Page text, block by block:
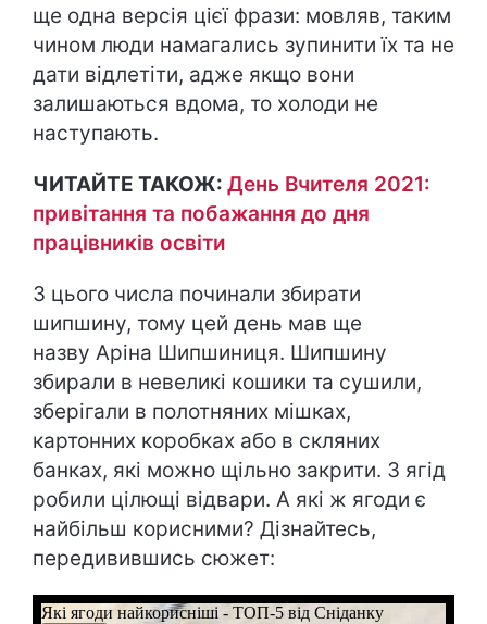
ще одна версія цієї фрази: мовляв, таким
чином люди намагались зупинити їх та не
дати відлетіти, адже якщо вони
залишаються вдома, то холоди не
наступають.
ЧИТАЙТЕ ТАКОЖ: День Вчителя 2021:
привітання та побажання до дня
працівників освіти
З цього числа починали збирати
шипшину, тому цей день мав ще
назву Аріна Шипшиниця. Шипшину
збирали в невеликі кошики та сушили,
зберігали в полотняних мішках,
картонних коробках або в скляних
банках, які можно щільно закрити. З ягід
робили цілющі відвари. А які ж ягоди є
найбільш корисними? Дізнайтесь,
передивившись сюжет: